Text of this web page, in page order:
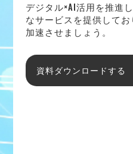
デジタル×AI活用を推進
なサービスを提供して
加速させましょう。
資料ダウンロードする